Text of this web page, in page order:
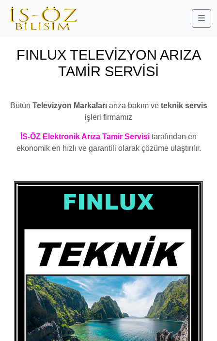
FINLUX TELEVİZYON ARIZA
TAMİR SERVİSİ
Bütün Televizyon Markalarıarıza bakım veteknik servis
işleri firmamız
İS-ÖZ Elektronik Arıza Tamir Servisi tarafından en
ekonomik en hızlı ve garantili olarak çözüme ulaştırılır.